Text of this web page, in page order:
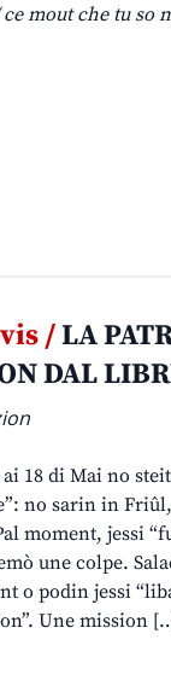
mout che tu so
/LA
DAL
ai 18 di Mai no
no sarin in
moment, jessi
une colpe.
o podin jessi
Une mission